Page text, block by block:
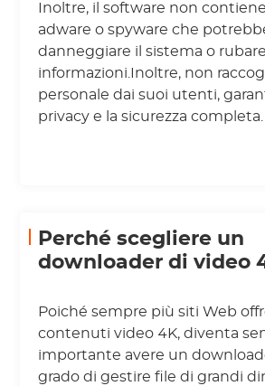
Inoltre, il software non
adware o spyware che
danneggiare il sistema o
informazioni.Inoltre, non
personale dai suoi utenti,
privacy e la sicurezza completa.
Perché scegliere un
downloader di video
Poiché sempre più siti Web
contenuti video 4K, diventa
importante avere un
grado di gestire file di grandi